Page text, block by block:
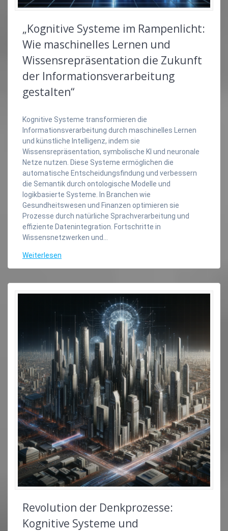
„Kognitive Systeme im Rampenlicht:
Wie maschinelles Lernen und
Wissensrepräsentation die Zukunft
der Informationsverarbeitung
gestalten“
Kognitive Systeme transformieren die
Informationsverarbeitung durch maschinelles Lernen
und künstliche Intelligenz, indem sie
Wissensrepräsentation, symbolische KI und neuronale
Netze nutzen. Diese Systeme ermöglichen die
automatische Entscheidungsfindung und verbessern
die Semantik durch ontologische Modelle und
logikbasierte Systeme. In Branchen wie
Gesundheitswesen und Finanzen optimieren sie
Prozesse durch natürliche Sprachverarbeitung und
effiziente Datenintegration. Fortschritte in
Wissensnetzwerken und…
Weiterlesen
Revolution der Denkprozesse:
Kognitive Systeme und